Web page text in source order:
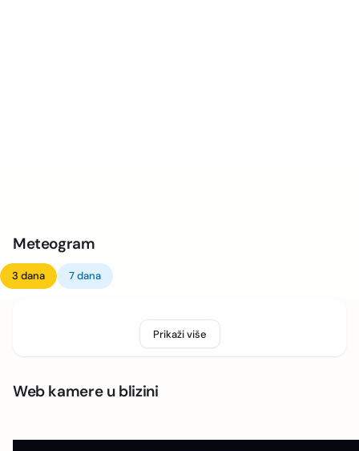
Meteogram
3 dana 7 dana
Prikaži više
Web kamere u blizini